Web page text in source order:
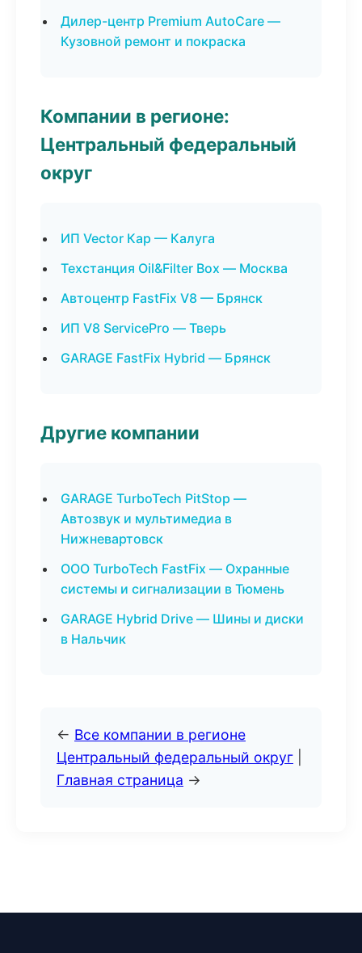
Дилер-центр Premium AutoCare —
Кузовной ремонт и покраска
Компании в регионе:
Центральный федеральный
округ
ИП Vector Кар — Калуга
Техстанция Oil&Filter Box — Москва
Автоцентр FastFix V8 — Брянск
ИП V8 ServicePro — Тверь
GARAGE FastFix Hybrid — Брянск
Другие компании
GARAGE TurboTech PitStop —
Автозвук и мультимедиа в
Нижневартовск
ООО TurboTech FastFix — Охранные
системы и сигнализации в Тюмень
GARAGE Hybrid Drive — Шины и диски
в Нальчик
← Все компании в регионе
Центральный федеральный округ
Главная страница →